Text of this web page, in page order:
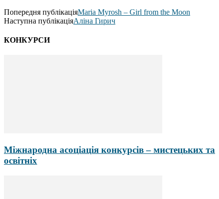
Попередня публікаціяMaria Myrosh – Girl from the Moon
Наступна публікаціяАліна Гирич
КОНКУРСИ
Міжнародна асоціація конкурсів – мистецьких та
освітніх